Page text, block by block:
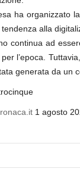
ha organizzato
alla
continua ad
l’epoca.
generata da un
1 agosto